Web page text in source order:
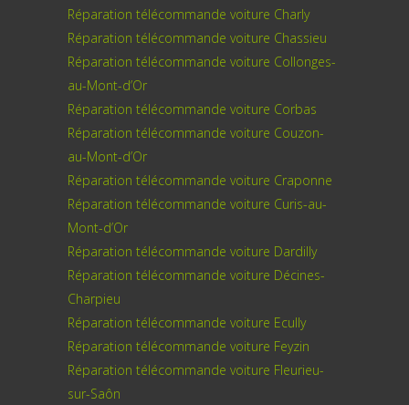
Réparation télécommande voiture Charly
Réparation télécommande voiture Chassieu
Réparation télécommande voiture Collonges-
au-Mont-d’Or
Réparation télécommande voiture Corbas
Réparation télécommande voiture Couzon-
au-Mont-d’Or
Réparation télécommande voiture Craponne
Réparation télécommande voiture Curis-au-
Mont-d’Or
Réparation télécommande voiture Dardilly
Réparation télécommande voiture Décines-
Charpieu
Réparation télécommande voiture Ecully
Réparation télécommande voiture Feyzin
Réparation télécommande voiture Fleurieu-
sur-Saôn